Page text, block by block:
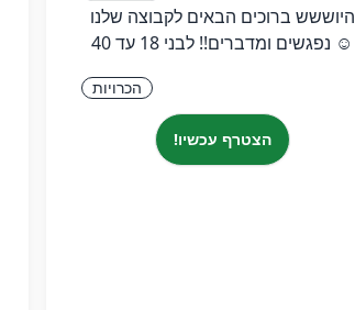
היוששש ברוכים הבאים לקבוצה שלנו
☺️ נפגשים ומדברים!! לבני 18 עד 40
הכרויות
הצטרף עכשיו!